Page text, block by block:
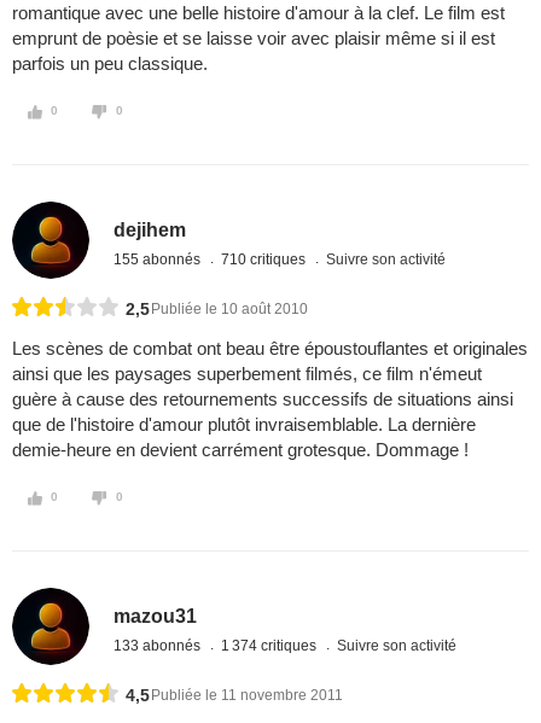
romantique avec une belle histoire d'amour à la clef. Le film est
emprunt de poèsie et se laisse voir avec plaisir même si il est
parfois un peu classique.
0 0
dejihem
155 abonnés 710 critiques Suivre son activité
2,5 Publiée le 10 août 2010
Les scènes de combat ont beau être époustouflantes et originales
ainsi que les paysages superbement filmés, ce film n'émeut
guère à cause des retournements successifs de situations ainsi
que de l'histoire d'amour plutôt invraisemblable. La dernière
demie-heure en devient carrément grotesque. Dommage !
0 0
mazou31
133 abonnés 1 374 critiques Suivre son activité
4,5 Publiée le 11 novembre 2011